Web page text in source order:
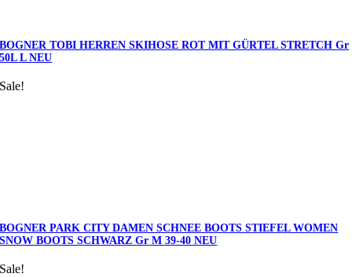
BOGNER TOBI HERREN SKIHOSE ROT MIT GÜRTEL STRETCH Gr
50L L NEU
Sale!
BOGNER PARK CITY DAMEN SCHNEE BOOTS STIEFEL WOMEN
SNOW BOOTS SCHWARZ Gr M 39-40 NEU
Sale!